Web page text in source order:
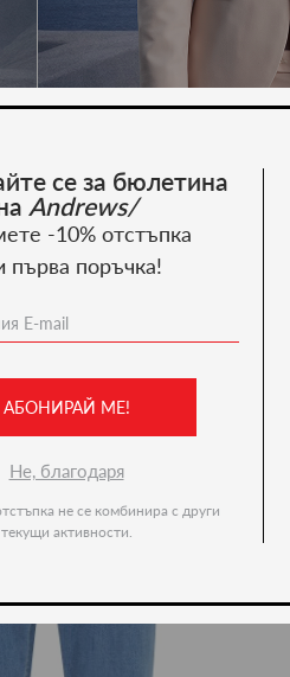
се за бюлетина
Andrews/
-10% отстъпка
първа поръчка!
АБОНИРАЙ МЕ!
Не, благодаря
не се комбинира с други
текущи активности.